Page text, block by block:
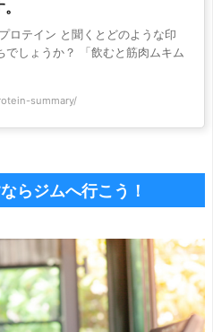
ロテイン と聞くとどのような印
でしょうか？ 「飲むと筋肉ムキム
summary/
らジムへ行こう！